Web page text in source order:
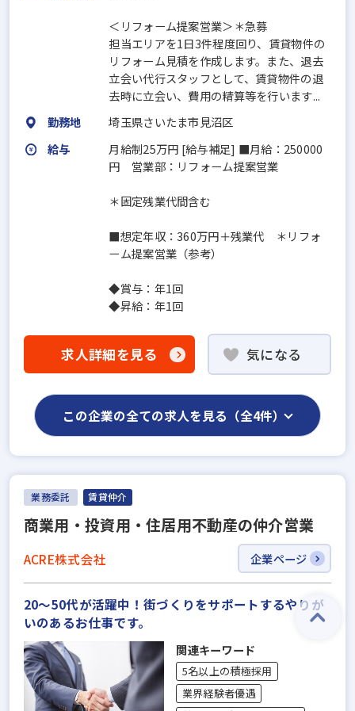
＜リフォーム提案営業＞＊急募
担当エリアを1日3件程度回り、賃貸物件の
リフォーム見積を作成します。また、退去
立会い代行スタッフとして、賃貸物件の退
去時に立会い、費用の精算等を行います...
勤務地
埼玉県さいたま市見沼区
給与
月給制25万円 [給与補足] ■月給：250000
円 営業部：リフォーム提案営業
＊固定残業代間含む
■想定年収：360万円＋残業代 ＊リフォ
ーム提案営業（参考）
◆賞与：年1回
◆昇給：年1回
求人詳細を見る 気になる
この企業の全ての求人を見る（全4件）
業務委託 賃貸仲介
商業用・投資用・住居用不動産の仲介営業
ACRE株式会社 企業ページ
20～50代が活躍中！街づくりをサポートするやりが
いのあるお仕事です。
関連キーワード
5名以上の積極採用
業界経験者優遇